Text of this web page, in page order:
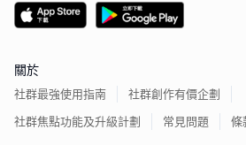
關於
社群最強使用指南
社群創作有價企劃
社群焦點功能及升級計劃
常見問題 條